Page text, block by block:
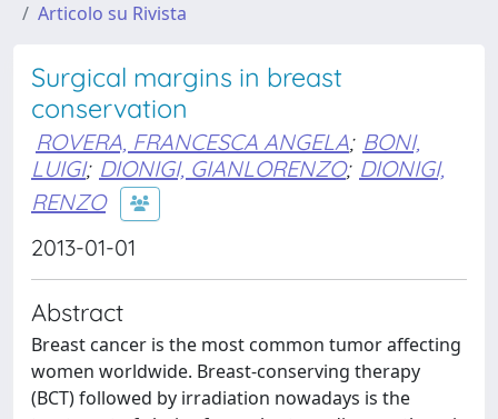
Articolo su Rivista
Surgical margins in breast
conservation
ROVERA, FRANCESCA ANGELA; BONI,
LUIGI; DIONIGI, GIANLORENZO; DIONIGI,
RENZO
2013-01-01
Abstract
Breast cancer is the most common tumor affecting
women worldwide. Breast-conserving therapy
(BCT) followed by irradiation nowadays is the